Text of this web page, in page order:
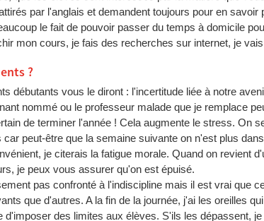
par l'anglais et demandent toujours pour en savoir
le fait de pouvoir passer du temps à domicile
mon cours, je fais des recherches sur internet, je
?
débutants vous le diront : l'incertitude liée à notre
nommé ou le professeur malade que je remplace
de terminer l'année ! Cela augmente le stress. On
car peut-être que la semaine suivante on n'est plus
je citerais la fatigue morale. Quand on revient
je peux vous assurer qu'on est épuisé.
pas confronté à l'indiscipline mais il est vrai que
que d'autres. A la fin de la journée, j'ai les oreilles
d'imposer des limites aux élèves. S'ils les dépassent,